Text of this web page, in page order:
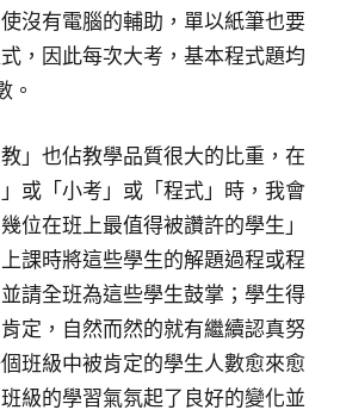
沒有電腦的輔助，單以紙筆也要
，因此每次大考，基本程式題均
。
」也佔教學品質很大的比重，在
或「小考」或「程式」時，我會
位在班上最值得被讚許的學生」
課時將這些學生的解題過程或程
請全班為這些學生鼓掌；學生得
定，自然而然的就有繼續認真努
班級中被肯定的學生人數愈來愈
級的學習氣氛起了良好的變化並